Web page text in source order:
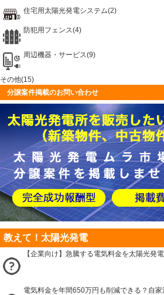
住宅用太陽光発電システム(2)
防犯用フェンス(4)
周辺機器・サービス(9)
その他(15)
分譲案件掲載のお問い合わせ
教えて！太陽光発電
【企業向け】急騰する電気料金を太陽光発
電気料金を年間650万円も削減できる？自